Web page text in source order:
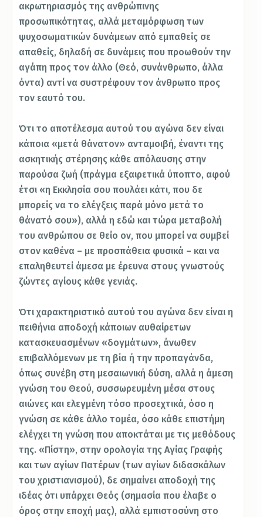
ακρωτηριασμός της ανθρώπινης
προσωπικότητας, αλλά μεταμόρφωση των
ψυχοσωματικών δυνάμεων από εμπαθείς σε
απαθείς, δηλαδή σε δυνάμεις που προωθούν την
αγάπη προς τον άλλο (Θεό, συνάνθρωπο, άλλα
όντα) αντί να συστρέφουν τον άνθρωπο προς
τον εαυτό του.
Ότι το αποτέλεσμα αυτού του αγώνα δεν είναι
κάποια «μετά θάνατον» ανταμοιβή, έναντι της
ασκητικής στέρησης κάθε απόλαυσης στην
παρούσα ζωή (πράγμα εξαιρετικά ύποπτο, αφού
έτσι «η Εκκλησία σου πουλάει κάτι, που δε
μπορείς να το ελέγξεις παρά μόνο μετά το
θάνατό σου»), αλλά η εδώ και τώρα μεταβολή
του ανθρώπου σε θείο ον, που μπορεί να συμβεί
στον καθένα – με προσπάθεια φυσικά – και να
επαληθευτεί άμεσα με έρευνα στους γνωστούς
ζώντες αγίους κάθε γενιάς.
Ότι χαρακτηριστικό αυτού του αγώνα δεν είναι η
πειθήνια αποδοχή κάποιων αυθαίρετων
κατασκευασμένων «δογμάτων», άνωθεν
επιβαλλόμενων με τη βία ή την προπαγάνδα,
όπως συνέβη στη μεσαιωνική δύση, αλλά η άμεση
γνώση του Θεού, συσσωρευμένη μέσα στους
αιώνες και ελεγμένη τόσο προσεχτικά, όσο η
γνώση σε κάθε άλλο τομέα, όσο κάθε επιστήμη
ελέγχει τη γνώση που αποκτάται με τις μεθόδους
της. «Πίστη», στην ορολογία της Αγίας Γραφής
και των αγίων Πατέρων (των αγίων διδασκάλων
του χριστιανισμού), δε σημαίνει αποδοχή της
ιδέας ότι υπάρχει Θεός (σημασία που έλαβε ο
όρος στην εποχή μας), αλλά εμπιστοσύνη στο